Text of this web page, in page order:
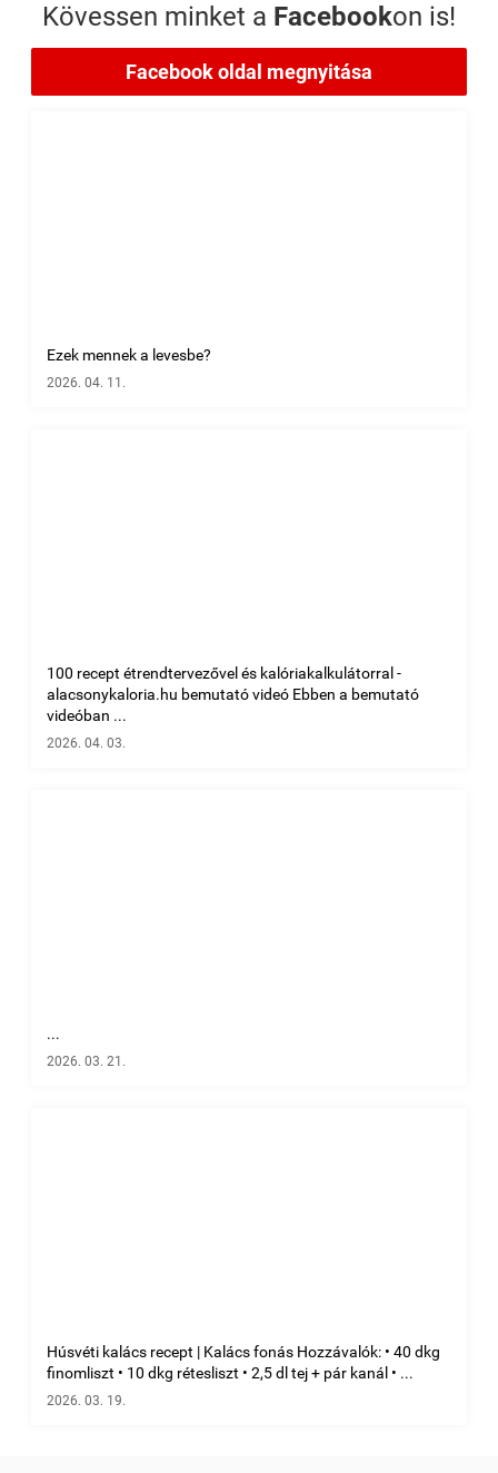
Kövessen minket a Facebookon is!
Facebook oldal megnyitása
Ezek mennek a levesbe?
2026. 04. 11.
100 recept étrendtervezővel és kalóriakalkulátorral -
alacsonykaloria.hu bemutató videó Ebben a bemutató
videóban ...
2026. 04. 03.
...
2026. 03. 21.
Húsvéti kalács recept | Kalács fonás Hozzávalók: • 40 dkg
finomliszt • 10 dkg rétesliszt • 2,5 dl tej + pár kanál • ...
2026. 03. 19.